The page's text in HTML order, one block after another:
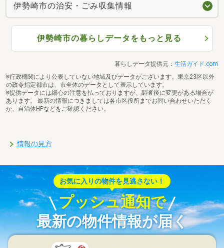
伊勢崎市の治安・ごみ収集情報
伊勢崎市の暮らしデータをもっと見る
暮らしデータ提供元： 生活ガイド.com
※行政機関により公表していない地域及びデータがございます。東京23区以外
の政令指定都市は、市全体のデータとして表示しています。
※提供データには細心の注意を払っておりますが、調査後に変更がある場合が
あります。 最新の情報につきましては各市区役所までお問い合わせいただく
か、自治体HPなどをご確認ください。
情報の見方
お気に入りの物件を見逃さない！
プッシュ通知で
最新の物件情報が届く